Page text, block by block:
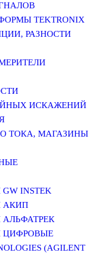
TEKTRONIX
РАЗНОСТИ
ИСКАЖЕНИЙ
ТОКА, МАГАЗИНЫ
INSTEK
АКИП
ЦИФРОВЫЕ
(AGILENT